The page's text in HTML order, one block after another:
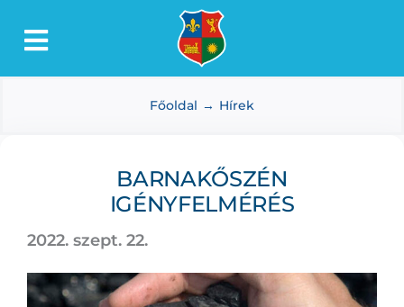
Toggle
Lőkösháza
Dokumentumtár
Főoldal Hírek
BARNAKŐSZÉN
IGÉNYFELMÉRÉS
2022. szept. 22.